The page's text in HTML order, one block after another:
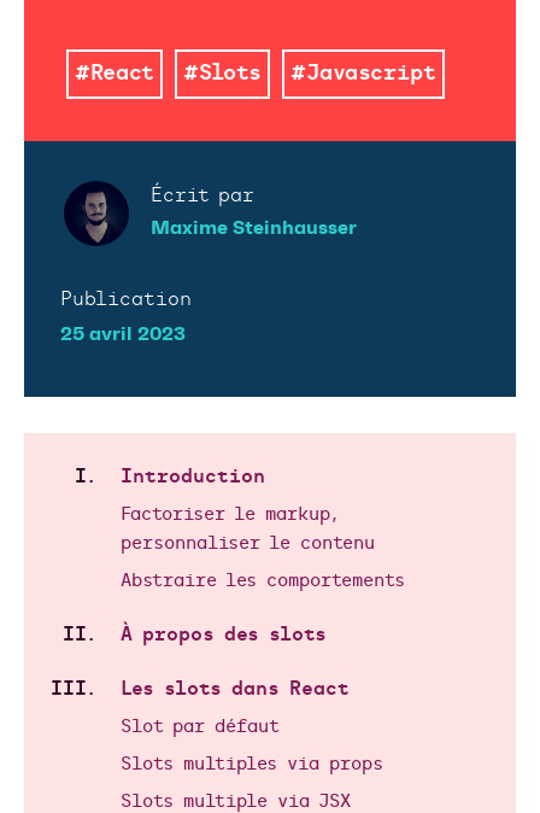
Écrit par
Maxime Steinhausser
Publication
25 avril 2023
#React #Slots #Javascript
Introduction
Factoriser le markup,
personnaliser le contenu
Abstraire les comportements
À propos des slots
Les slots dans React
Slot par défaut
Slots multiples via props
Slots multiple via JSX